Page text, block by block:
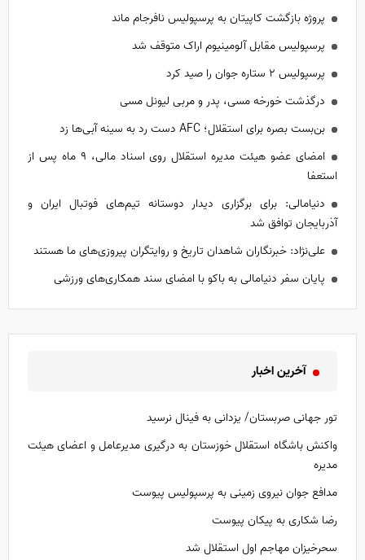
پروژه بازگشت کاپیتان به پرسپولیس نافرجام ماند
پرسپولیس مقابل آلومینیوم اراک متوقف شد
پرسپولیس ۲ ستاره جوان را صید کرد
درگذشت خورخه مسی، پدر و مربی لیونل مسی
بن‌بست بصره برای استقلال؛ AFC دست رد به سینه آبی‌ها زد
امضای عضو هیئت مدیره استقلال روی اسناد مالی، ۹ ماه پس از
استعفا
دنیامالی: برای برگزاری دیدار دوستانه تیم‌های فوتبال ایران و
آذربایجان توافق شد
علی‌نژاد: خبرنگاران شاهدان تاریخ و روایتگران پیروزی‌های ما هستند
پایان سفر دنیامالی به باکو با امضای سند همکاری‌های ورزشی
آخرین اخبار
تور جهانی صربستان/ یزدانی به فینال نرسید
واکنش باشگاه استقلال خوزستان به درگیری مدیرعامل و اعضای هیئت
مدیره
مدافع جوان نیروی زمینی به پرسپولیس پیوست
رضا شکاری به پیکان پیوست
سحرخیزان مهاجم اول استقلال شد